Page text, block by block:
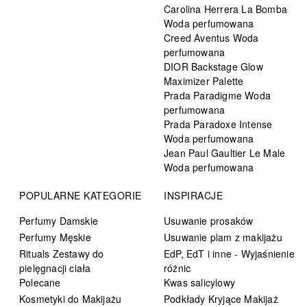
Carolina Herrera La Bomba
Woda perfumowana
Creed Aventus Woda
perfumowana
DIOR Backstage Glow
Maximizer Palette
Prada Paradigme Woda
perfumowana
Prada Paradoxe Intense
Woda perfumowana
Jean Paul Gaultier Le Male
Woda perfumowana
POPULARNE KATEGORIE
Perfumy Damskie
Perfumy Męskie
Rituals Zestawy do
pielęgnacji ciała
Polecane
Kosmetyki do Makijażu
INSPIRACJE
Usuwanie prosaków
Usuwanie plam z makijażu
EdP, EdT i inne - Wyjaśnienie
różnic
Kwas salicylowy
Podkłady Kryjące Makijaż